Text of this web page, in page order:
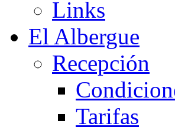
Links
El Albergue
Recepción
Tarifas